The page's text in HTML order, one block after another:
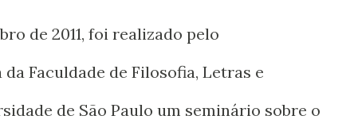
de 2011, foi realizado pelo
Faculdade de Filosofia, Letras e
de São Paulo um seminário sobre o